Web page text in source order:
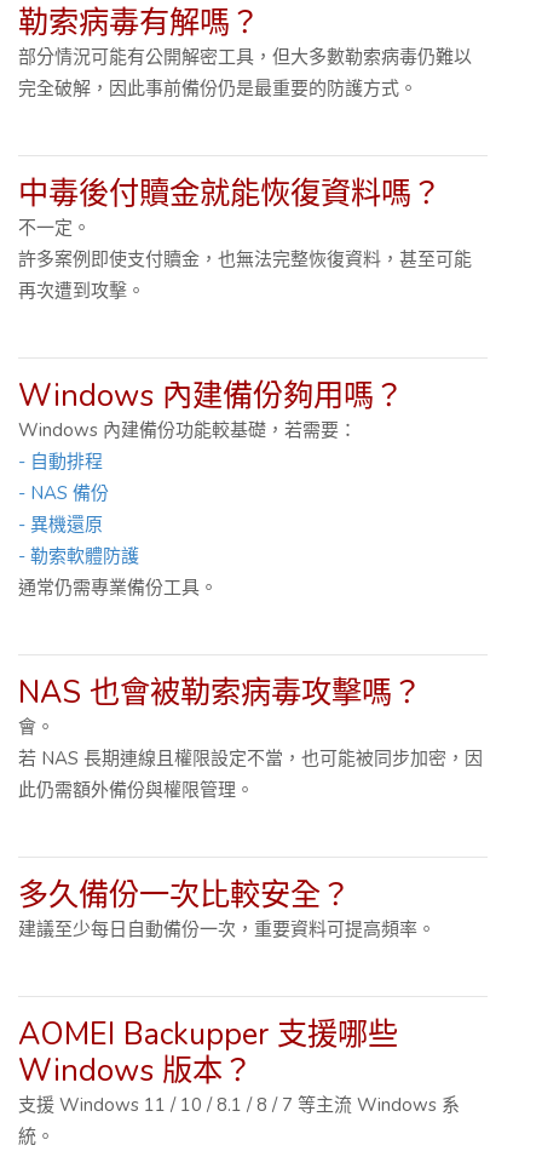
勒索病毒有解嗎？
部分情況可能有公開解密工具，但大多數勒索病毒仍難以
完全破解，因此事前備份仍是最重要的防護方式。
中毒後付贖金就能恢復資料嗎？
不一定。
許多案例即使支付贖金，也無法完整恢復資料，甚至可能
再次遭到攻擊。
Windows 內建備份夠用嗎？
Windows 內建備份功能較基礎，若需要：
- 自動排程
- NAS 備份
- 異機還原
- 勒索軟體防護
通常仍需專業備份工具。
NAS 也會被勒索病毒攻擊嗎？
會。
若 NAS 長期連線且權限設定不當，也可能被同步加密，因
此仍需額外備份與權限管理。
多久備份一次比較安全？
建議至少每日自動備份一次，重要資料可提高頻率。
AOMEI Backupper 支援哪些
Windows 版本？
支援 Windows 11 / 10 / 8.1 / 8 / 7 等主流 Windows 系
統。